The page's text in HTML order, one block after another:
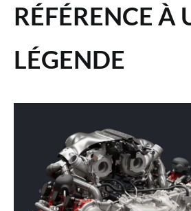
RÉFÉRENCE À
LÉGENDE